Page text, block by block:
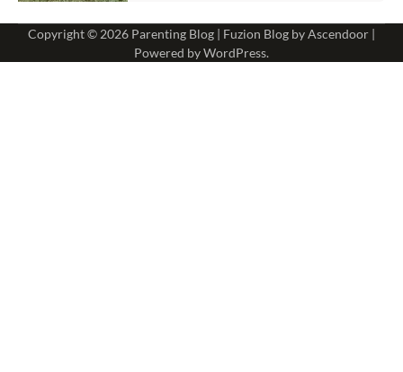
Copyright © 2026 Parenting Blog | Fuzion Blog byAscendoor |
Powered byWordPress.